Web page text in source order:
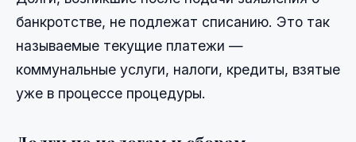
банкротстве, не подлежат списанию. Это так
называемые текущие платежи —
коммунальные услуги, налоги, кредиты, взятые
уже в процессе процедуры.